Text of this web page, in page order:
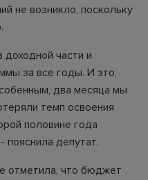
не возникло, поскольку
части и
за все годы. И это,
два месяца мы
темп освоения
половине года
депутат.
отметила, что бюджет